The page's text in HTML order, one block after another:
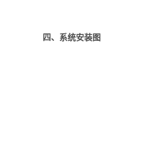
四、系统安装图